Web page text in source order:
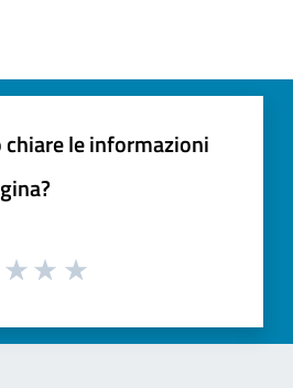
chiare le informazioni